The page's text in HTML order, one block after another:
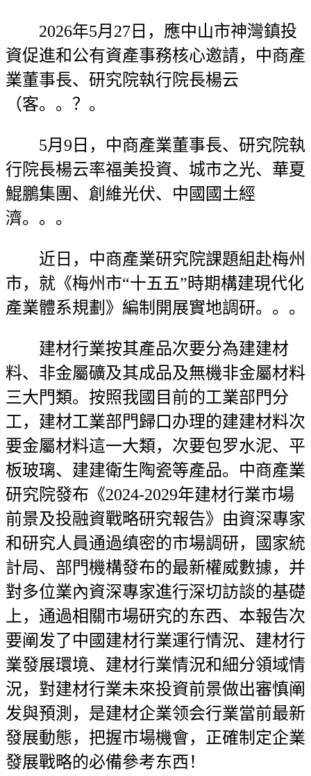
2026年5月27日，應中山市神灣鎮投
資促進和公有資產事務核心邀請，中商產
業董事長、研究院執行院長楊云
（客。。？。
5月9日，中商產業董事長、研究院執
行院長楊云率福美投資、城市之光、華夏
鯤鵬集團、創維光伏、中國國土經
濟。。。
近日，中商產業研究院課題組赴梅州
市，就《梅州市“十五五”時期構建現代化
產業體系規劃》編制開展實地調研。。。
建材行業按其產品次要分為建建材
料、非金屬礦及其成品及無機非金屬材料
三大門類。按照我國目前的工業部門分
工，建材工業部門歸口办理的建建材料次
要金屬材料這一大類，次要包罗水泥、平
板玻璃、建建衛生陶瓷等產品。中商產業
研究院發布《2024-2029年建材行業市場
前景及投融資戰略研究報告》由資深專家
和研究人員通過缜密的市場調研，國家統
計局、部門機構發布的最新權威數據，并
對多位業內資深專家進行深切訪談的基礎
上，通過相關市場研究的东西、本報告次
要阐发了中國建材行業運行情況、建材行
業發展環境、建材行業情況和細分領域情
況，對建材行業未來投資前景做出審慎阐
发與預測，是建材企業领会行業當前最新
發展動態，把握市場機會，正確制定企業
發展戰略的必備參考东西！